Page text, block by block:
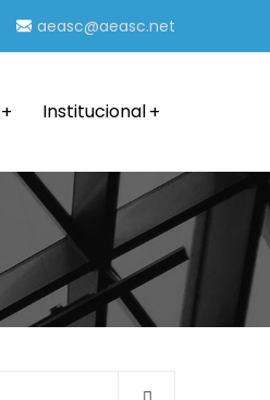
aeasc@aeasc.net
Institucional